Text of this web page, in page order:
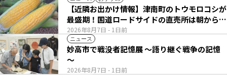
2026年8月7日 - 1日前
【近隣お出かけ情報】津南町のトウモロコシが
最盛期！国道ロードサイドの直売所は朝から長
い列
ニュース
2026年8月7日 - 1日前
妙高市で戦没者記憶展 ～語り継ぐ戦争の記憶
～